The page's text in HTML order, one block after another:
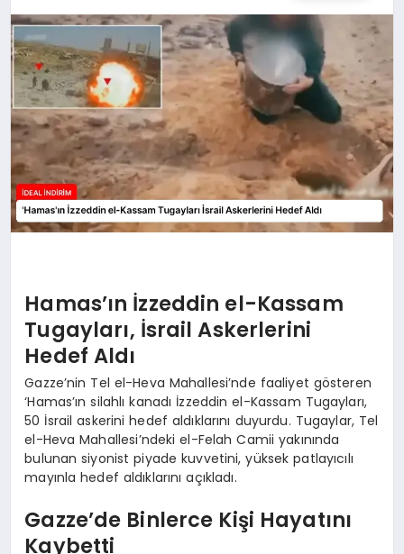
Hamas’ın İzzeddin el-Kassam
Tugayları, İsrail Askerlerini
Hedef Aldı
Gazze’nin Tel el-Heva Mahallesi’nde faaliyet gösteren
‘Hamas’ın silahlı kanadı İzzeddin el-Kassam Tugayları,
50 İsrail askerini hedef aldıklarını duyurdu. Tugaylar, Tel
el-Heva Mahallesi’ndeki el-Felah Camii yakınında
bulunan siyonist piyade kuvvetini, yüksek patlayıcılı
mayınla hedef aldıklarını açıkladı.
Gazze’de Binlerce Kişi Hayatını
Kaybetti